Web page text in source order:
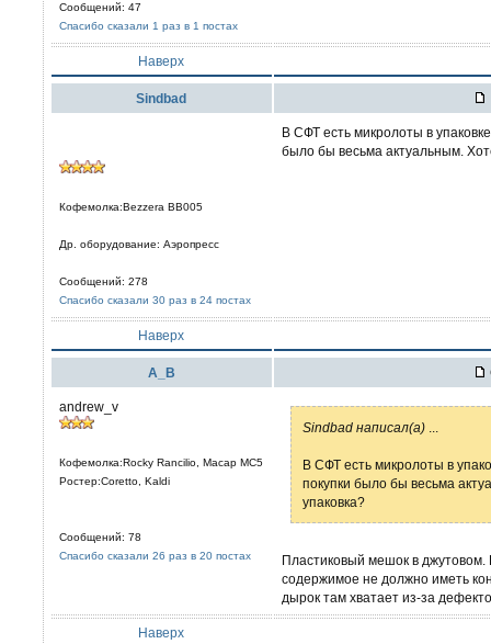
Сообщений: 47
Спасибо сказали 1 раз в 1 постах
Наверх
Sindbad
Кофемолка:Bezzera BB005
Др. оборудование: Аэропресс
Сообщений: 278
Спасибо сказали 30 раз в 24 постах
В СФТ есть микролоты в
было бы весьма актуальным.
Наверх
А_В
andrew_v
Кофемолка:Rocky Rancilio, Macap MC5
Ростер:Coretto, Kaldi
Сообщений: 78
Спасибо сказали 26 раз в 20 постах
Sindbad написал(а)
В СФТ есть микролоты в
покупки было бы весьма
упаковка?
Пластиковый мешок в джутовом.
содержимое не должно иметь
дырок там хватает из-за
Наверх